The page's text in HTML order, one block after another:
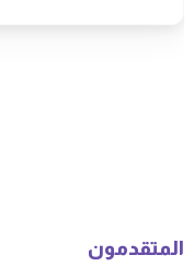
المتقدمون